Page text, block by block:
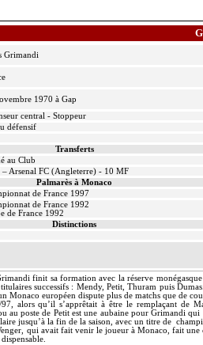
Grimandi
1970 à Gap
central - Stoppeur
défensif
Transferts
au Club
– Arsenal FC (Angleterre) - 10 MF
Palmarès à Monaco
de France 1997
de France 1992
de France 1992
Distinctions
finit sa formation avec la réserve monégasque
titulaires successifs : Mendy, Petit,Thuram puis
Monaco européen dispute plus de matchs que de
97, alors qu’il s’apprêtait à être le remplaçant de
au poste de Petit est une aubaine pourGrimandi qui
jusqu’à la fin de la saison, avec un titre de
, qui avait fait venir le joueur à Monaco, fait